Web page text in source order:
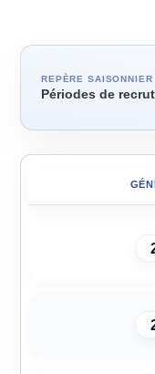
REPÈRE SAISONNIER
Périodes de